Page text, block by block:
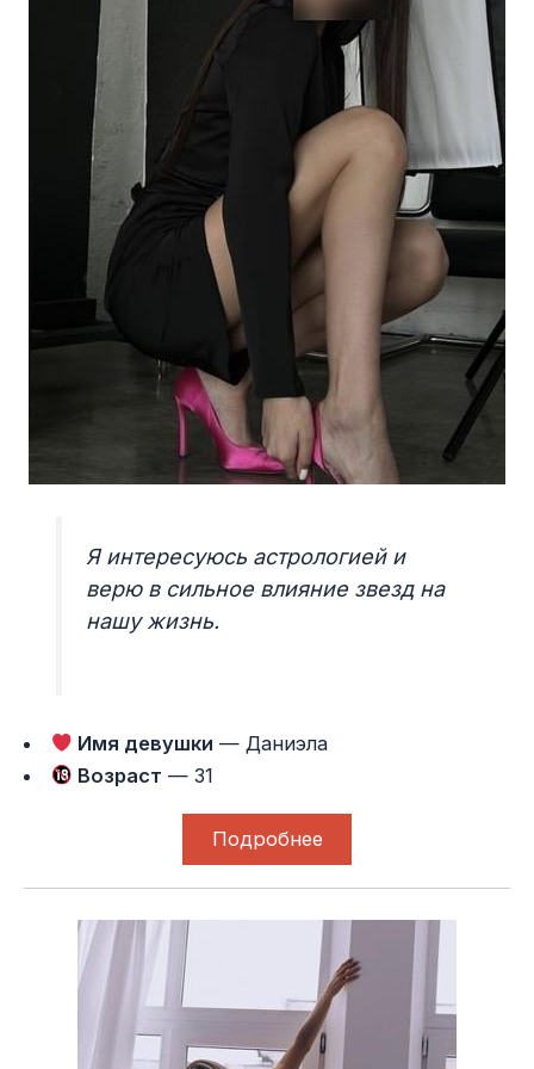
Я интересуюсь астрологией и
верю в сильное влияние звезд на
нашу жизнь.
Имя девушки — Даниэла
Возраст — 31
Подробнее